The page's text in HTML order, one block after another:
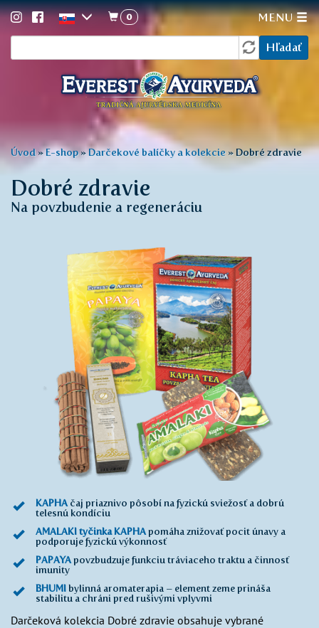
na
Hľadať
0 MENU
Nachádzate
sa
tu
Úvod»E-shop»Darčekové balíčky a kolekcie » Dobré zdravie
Dobré zdravie
Na povzbudenie a regeneráciu
KAPHA čaj priaznivo pôsobí na fyzickú sviežosť a dobrú
telesnú kondíciu
AMALAKI tyčinka KAPHApomáha znižovať pocit únavy a
podporuje fyzickú výkonnosť
PAPAYApovzbudzuje funkciu tráviaceho traktu a činnosť
imunity
BHUMI bylinná aromaterapia – element zeme prináša
stabilitu a chráni pred rušivými vplyvmi
Darčeková kolekcia Dobré zdravie obsahuje vybrané